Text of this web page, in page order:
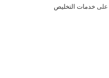
على خدمات التخليص